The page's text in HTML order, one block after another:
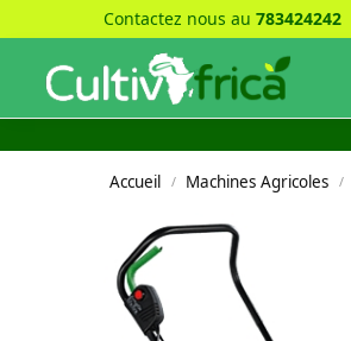
Contactez nous au 783424242
Recherche
Accueil / Machines Agricoles /